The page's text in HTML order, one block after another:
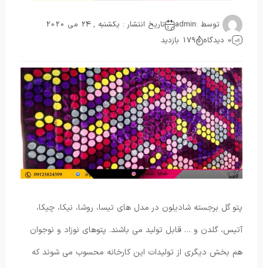
توسط :admin
تاریخ انتشار : یکشنبه , 24 می 2020
0 دیدگاه
179 بازدید
پتو گل برجسته شادیلون در مدل های تیسا، روشا، نیکا، چیکا،
آتیس، گلدن و … قابل تولید می باشند. پتوهای نوزاد و نوجوان
هم بخش دیگری از تولیدات این کارخانه محسوب می شوند که